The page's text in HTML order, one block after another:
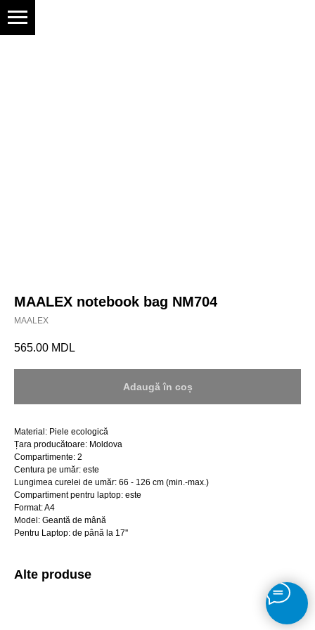
MAALEX notebook bag NM704
MAALEX
565.00 MDL
Adaugă în coș
Material: Piele ecologică
Țara producătoare: Moldova
Compartimente: 2
Centura pe umăr: este
Lungimea curelei de umăr: 66 - 126 cm (min.-max.)
Compartiment pentru laptop: este
Format: A4
Model: Geantă de mână
Pentru Laptop: de până la 17''
Alte produse